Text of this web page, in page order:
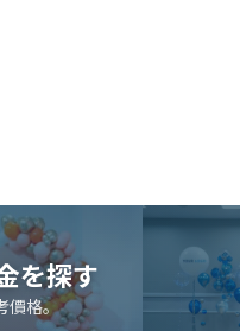
を探す
價格。